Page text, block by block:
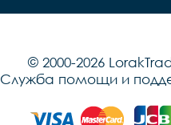
© 2000-2026
Служба помощи и